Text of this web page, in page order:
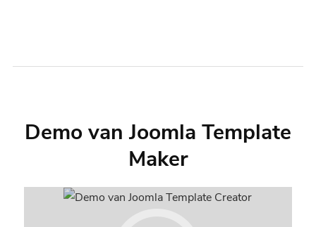
Demo van Joomla Template
Maker